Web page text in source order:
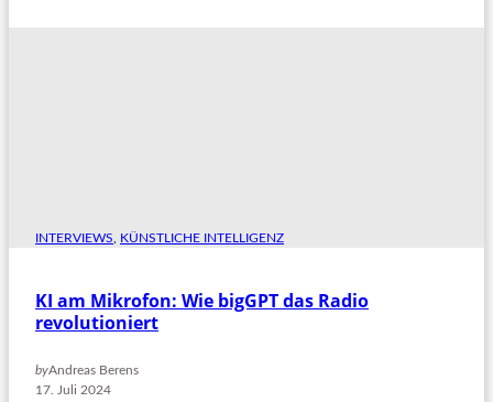
INTERVIEWS KÜNSTLICHE INTELLIGENZ
KI am Mikrofon: Wie bigGPT das Radio
revolutioniert
byAndreas Berens
17. Juli 2024